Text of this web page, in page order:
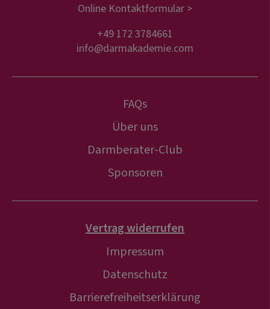
Online Kontaktformular >
+49 172 3784661
info@darmakademie.com
FAQs
Über uns
Darmberater-Club
Sponsoren
Vertrag widerrufen
Impressum
Datenschutz
Barrierefreiheitserklärung